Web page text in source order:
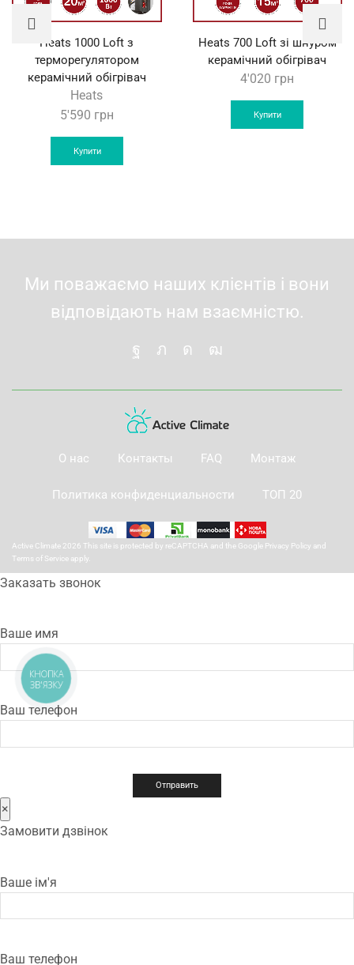
Heats 1000 Loft з
терморегулятором
керамічний обігрівач
Heats
5'590 грн
Купити
Heats 700 Loft зі шнуром
керамічний обігрівач
4'020 грн
Купити
Ми поважаємо наших клієнтів і вони
відповідають нам взаємністю.
О нас Контакты FAQ Монтаж
Политика конфиденциальности ТОП 20
Active Climate 2026 This site is protected by reCAPTCHA and the Google Privacy Policy and
Terms of Service apply.
Заказать звонок
Ваше имя
Ваш телефон
×
Замовити дзвінок
Ваше ім'я
Ваш телефон
КНОПКА
ЗВ'ЯЗКУ